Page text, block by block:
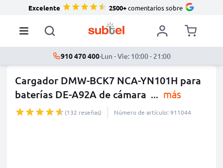
Excelente 2500+comentarios sobre
910 470 400·Lun - Vie: 10:00 - 21:00
Cargador DMW-BCK7 NCA-YN101H para
baterías DE-A92A de cámara ... más
(132 reseñas) Número de artículo: 911044